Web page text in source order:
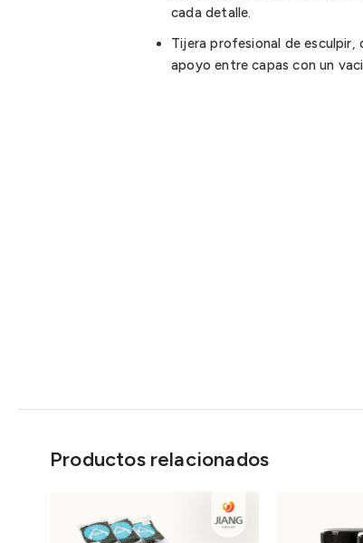
cada detalle.
Tijera profesional de
apoyo entre capas con un
Productos relacionados